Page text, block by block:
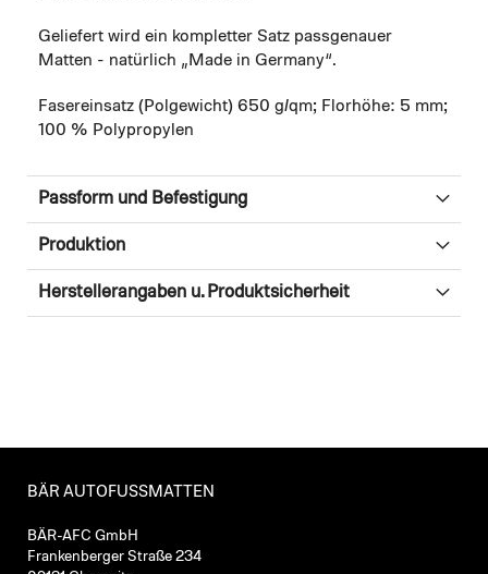
Geliefert wird ein kompletter Satz passgenauer
Matten - natürlich „Made in Germany“.
Fasereinsatz (Polgewicht) 650 g/qm; Florhöhe: 5 mm;
100 % Polypropylen
Passform und Befestigung
Produktion
Herstellerangaben u. Produktsicherheit
BÄR AUTOFUSSMATTEN
BÄR-AFC GmbH
Frankenberger Straße 234